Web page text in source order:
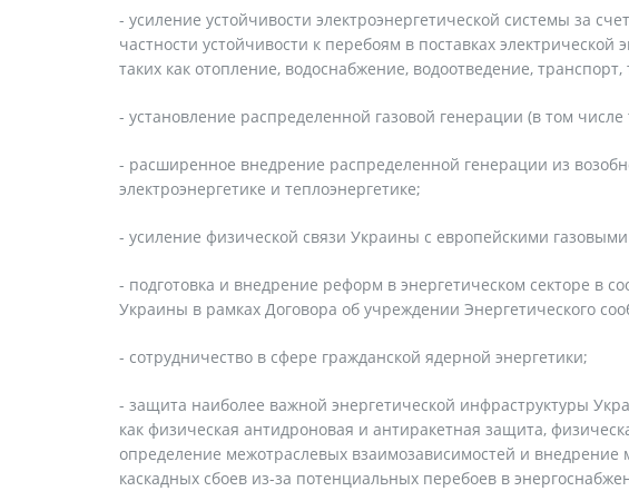
- усиление устойчивости электроэнергетической системы за
частности устойчивости к перебоям в поставках электрической
таких как отопление, водоснабжение, водоотведение,
- установление распределенной газовой генерации (в том
- расширенное внедрение распределенной генерации из
электроэнергетике и теплоэнергетике;
- усиление физической связи Украины с европейскими
- подготовка и внедрение реформ в энергетическом секторе в
Украины в рамках Договора об учреждении Энергетического
- сотрудничество в сфере гражданской ядерной энергетики;
- защита наиболее важной энергетической инфраструктуры
как физическая антидроновая и антиракетная защита,
определение межотраслевых взаимозависимостей и
каскадных сбоев из-за потенциальных перебоев в